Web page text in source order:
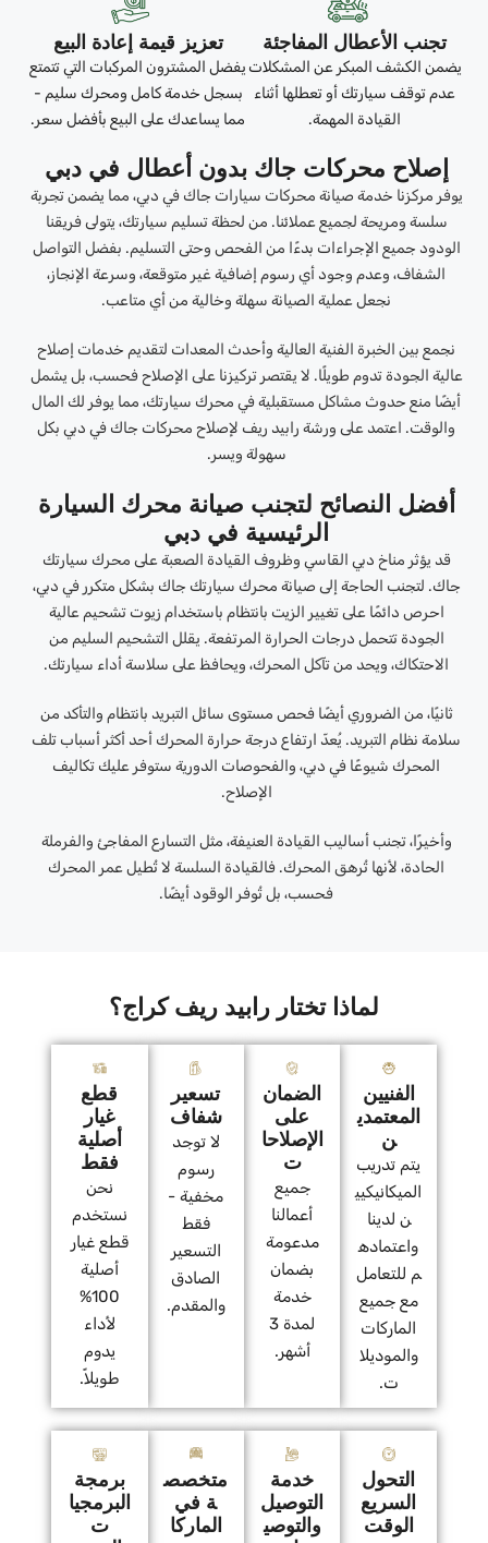
تجنب الأعطال المفاجئة
يضمن الكشف المبكر عن المشكلات
عدم توقف سيارتك أو تعطلها أثناء
القيادة المهمة.
تعزيز قيمة إعادة البيع
يفضل المشترون المركبات التي تتمتع
بسجل خدمة كامل ومحرك سليم -
مما يساعدك على البيع بأفضل سعر.
إصلاح محركات جاك بدون أعطال في دبي
يوفر مركزنا خدمة صيانة محركات سيارات جاك في دبي، مما يضمن تجربة
سلسة ومريحة لجميع عملائنا. من لحظة تسليم سيارتك، يتولى فريقنا
الودود جميع الإجراءات بدءًا من الفحص وحتى التسليم. بفضل التواصل
الشفاف، وعدم وجود أي رسوم إضافية غير متوقعة، وسرعة الإنجاز،
نجعل عملية الصيانة سهلة وخالية من أي متاعب.
نجمع بين الخبرة الفنية العالية وأحدث المعدات لتقديم خدمات إصلاح
عالية الجودة تدوم طويلًا. لا يقتصر تركيزنا على الإصلاح فحسب، بل يشمل
أيضًا منع حدوث مشاكل مستقبلية في محرك سيارتك، مما يوفر لك المال
والوقت. اعتمد على ورشة رابيد ريف لإصلاح محركات جاك في دبي بكل
سهولة ويسر.
أفضل النصائح لتجنب صيانة محرك السيارة
الرئيسية في دبي
قد يؤثر مناخ دبي القاسي وظروف القيادة الصعبة على محرك سيارتك
جاك. لتجنب الحاجة إلى صيانة محرك سيارتك جاك بشكل متكرر في دبي،
احرص دائمًا على تغيير الزيت بانتظام باستخدام زيوت تشحيم عالية
الجودة تتحمل درجات الحرارة المرتفعة. يقلل التشحيم السليم من
الاحتكاك، ويحد من تآكل المحرك، ويحافظ على سلاسة أداء سيارتك.
ثانيًا، من الضروري أيضًا فحص مستوى سائل التبريد بانتظام والتأكد من
سلامة نظام التبريد. يُعدّ ارتفاع درجة حرارة المحرك أحد أكثر أسباب تلف
المحرك شيوعًا في دبي، والفحوصات الدورية ستوفر عليك تكاليف
الإصلاح.
وأخيرًا، تجنب أساليب القيادة العنيفة، مثل التسارع المفاجئ والفرملة
الحادة، لأنها تُرهق المحرك. فالقيادة السلسة لا تُطيل عمر المحرك
فحسب، بل تُوفر الوقود أيضًا.
لماذا تختار رابيد ريف كراج؟
الفنيين
المعتمدي
ن
يتم تدريب
الميكانيكيي
ن لدينا
واعتماده
م للتعامل
مع جميع
الماركات
والموديلا
ت.
الضمان
على
الإصلاحا
ت
جميع
أعمالنا
مدعومة
بضمان
خدمة
لمدة 3
أشهر.
تسعير
شفاف
لا توجد
رسوم
مخفية -
فقط
التسعير
الصادق
والمقدم.
قطع
غيار
أصلية
فقط
نحن
نستخدم
قطع غيار
أصلية
100%
لأداء
يدوم
طويلاً.
التحول
السريع
الوقت
خدمة
التوصيل
والتوصي
متخصص
ة في
الماركا
برمجة
البرمجيا
ت